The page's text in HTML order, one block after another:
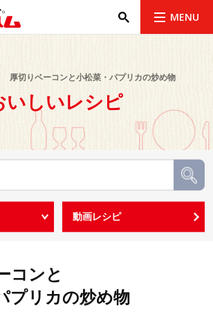
MENU
厚切りベーコンと小松菜・パプリカの炒め物
いしいレシピ
コンと
プリカの炒め物